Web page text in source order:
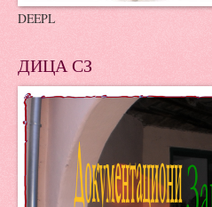
DEEPL
ДИЦА СЗ